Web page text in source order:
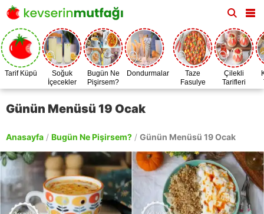
Tarif Küpü
Soğuk
İçecekler
Bugün Ne
Pişirsem?
Dondurmalar
Taze
Fasulye
Zamanı
Çilekli
Tarifleri
Günün Menüsü 19 Ocak
Anasayfa / Bugün Ne Pişirsem? / Günün Menüsü 19 Ocak